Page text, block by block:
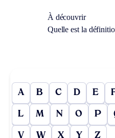
À découvrir
Quelle est la
A B C D E
L M N O P
V W X Y Z